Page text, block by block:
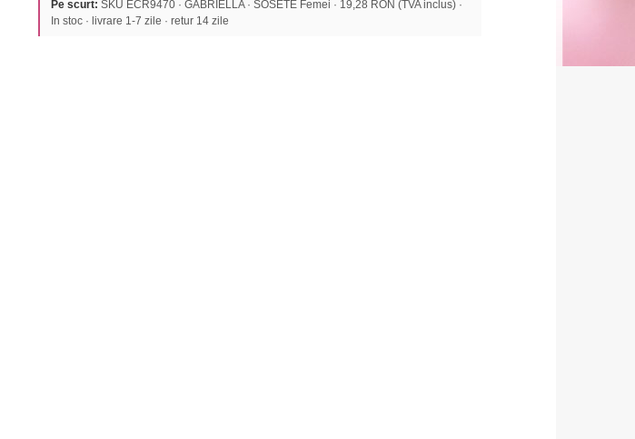
Pe scurt: SKU ECR9470 · GABRIELLA · SOSETE Femei · 19,28 RON (TVA inclus) ·
In stoc · livrare 1-7 zile · retur 14 zile